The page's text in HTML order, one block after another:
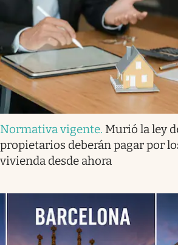
Normativa vigente. Murió la ley
propietarios deberán pagar por
vivienda desde ahora